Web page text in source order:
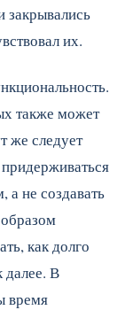
закрывались
их.
также может
же следует
а не создавать
как долго
далее. В
время